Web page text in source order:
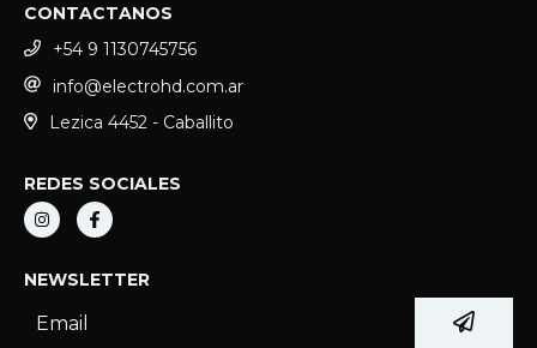
CONTACTANOS
+54 9 1130745756
info@electrohd.com.ar
Lezica 4452 - Caballito
REDES SOCIALES
NEWSLETTER